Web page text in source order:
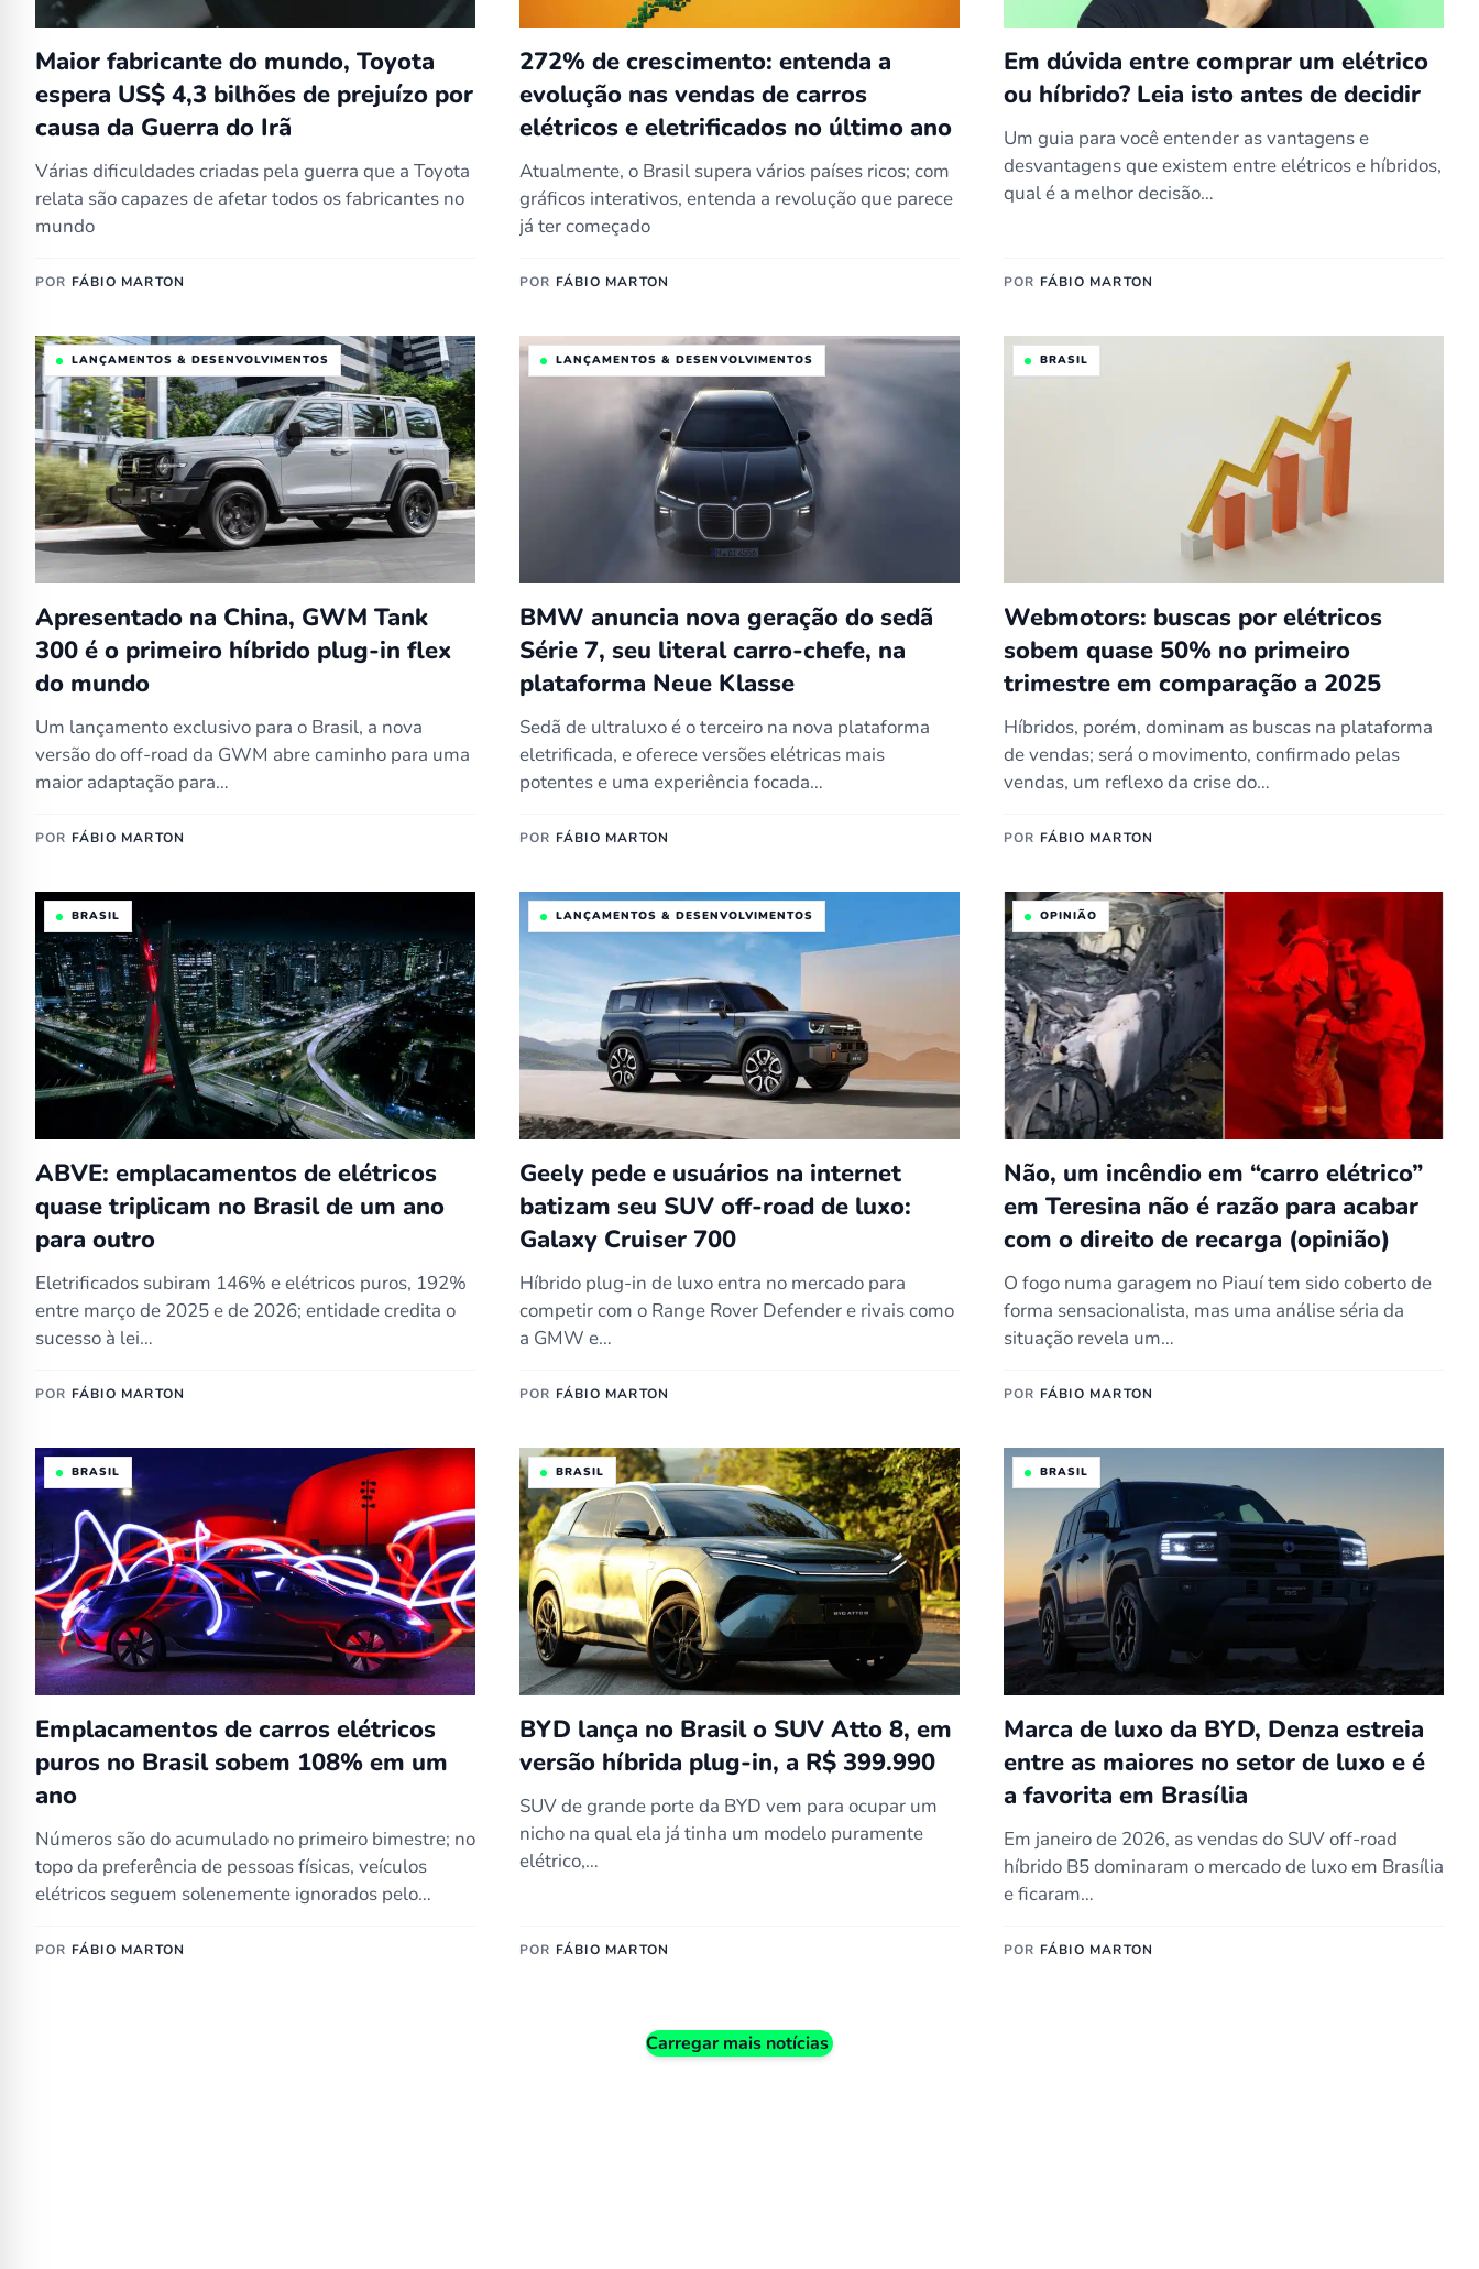
Maior fabricante do mundo, Toyota
espera US$ 4,3 bilhões de prejuízo por
causa da Guerra do Irã
Várias dificuldades criadas pela guerra que a Toyota
relata são capazes de afetar todos os fabricantes no
mundo
POR FÁBIO MARTON
272% de crescimento: entenda a
evolução nas vendas de carros
elétricos e eletrificados no último ano
Atualmente, o Brasil supera vários países ricos; com
gráficos interativos, entenda a revolução que parece
já ter começado
POR FÁBIO MARTON
Em dúvida entre comprar um elétrico
ou híbrido? Leia isto antes de decidir
Um guia para você entender as vantagens e
desvantagens que existem entre elétricos e híbridos,
qual é a melhor decisão…
POR FÁBIO MARTON
LANÇAMENTOS & DESENVOLVIMENTOS
Apresentado na China, GWM Tank
300 é o primeiro híbrido plug-in flex
do mundo
Um lançamento exclusivo para o Brasil, a nova
versão do off-road da GWM abre caminho para uma
maior adaptação para…
POR FÁBIO MARTON
LANÇAMENTOS & DESENVOLVIMENTOS
BMW anuncia nova geração do sedã
Série 7, seu literal carro-chefe, na
plataforma Neue Klasse
Sedã de ultraluxo é o terceiro na nova plataforma
eletrificada, e oferece versões elétricas mais
potentes e uma experiência focada…
POR FÁBIO MARTON
BRASIL
Webmotors: buscas por elétricos
sobem quase 50% no primeiro
trimestre em comparação a 2025
Híbridos, porém, dominam as buscas na plataforma
de vendas; será o movimento, confirmado pelas
vendas, um reflexo da crise do…
POR FÁBIO MARTON
BRASIL
ABVE: emplacamentos de elétricos
quase triplicam no Brasil de um ano
para outro
Eletrificados subiram 146% e elétricos puros, 192%
entre março de 2025 e de 2026; entidade credita o
sucesso à lei…
POR FÁBIO MARTON
LANÇAMENTOS & DESENVOLVIMENTOS
Geely pede e usuários na internet
batizam seu SUV off-road de luxo:
Galaxy Cruiser 700
Híbrido plug-in de luxo entra no mercado para
competir com o Range Rover Defender e rivais como
a GMW e…
POR FÁBIO MARTON
OPINIÃO
Não, um incêndio em “carro elétrico”
em Teresina não é razão para acabar
com o direito de recarga (opinião)
O fogo numa garagem no Piauí tem sido coberto de
forma sensacionalista, mas uma análise séria da
situação revela um…
POR FÁBIO MARTON
BRASIL
Emplacamentos de carros elétricos
puros no Brasil sobem 108% em um
ano
Números são do acumulado no primeiro bimestre; no
topo da preferência de pessoas físicas, veículos
elétricos seguem solenemente ignorados pelo…
POR FÁBIO MARTON
BRASIL
BYD lança no Brasil o SUV Atto 8, em
versão híbrida plug-in, a R$ 399.990
SUV de grande porte da BYD vem para ocupar um
nicho na qual ela já tinha um modelo puramente
elétrico,…
POR FÁBIO MARTON
BRASIL
Marca de luxo da BYD, Denza estreia
entre as maiores no setor de luxo e é
a favorita em Brasília
Em janeiro de 2026, as vendas do SUV off-road
híbrido B5 dominaram o mercado de luxo em Brasília
e ficaram…
POR FÁBIO MARTON
Carregar mais notícias